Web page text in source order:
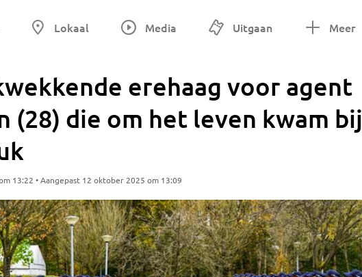
Lokaal Media Uitgaan Meer
erehaag voor agent
(28) die om het leven kwam bij
13:22 • Aangepast 12 oktober 2025 om 13:09